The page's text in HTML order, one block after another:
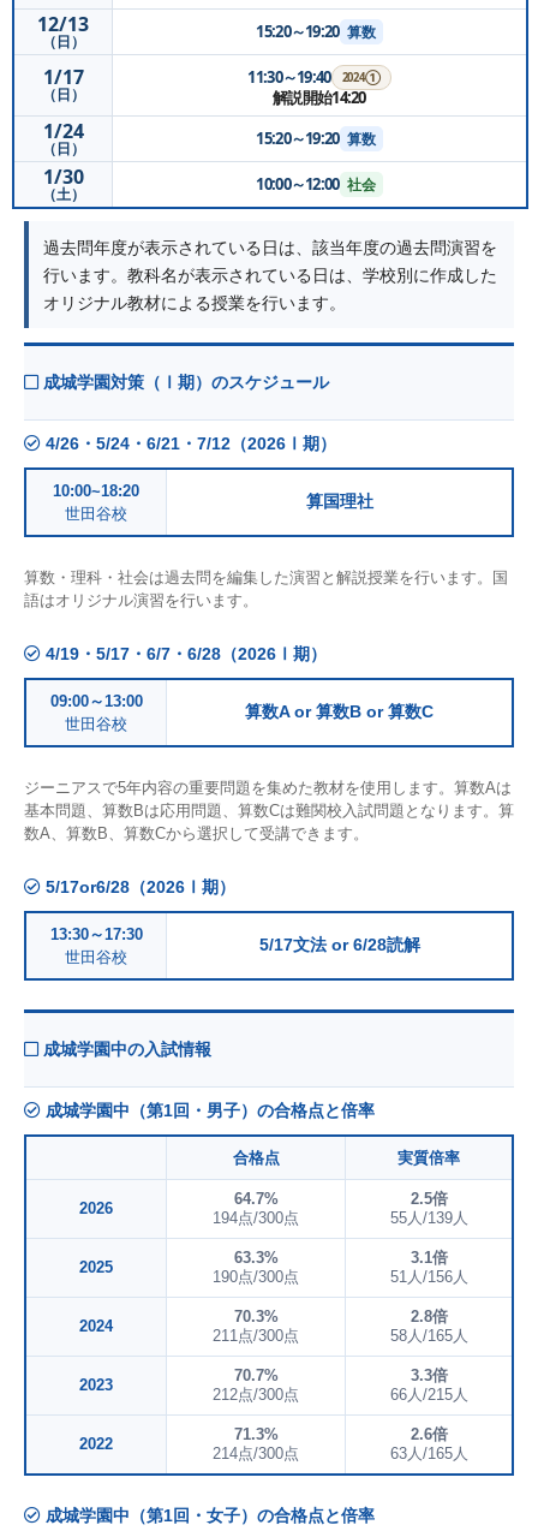
12/13
（日） 15:20～19:20 算数
1/17
（日）
11:30～19:40 2024①
解説開始14:20
1/24
（日） 15:20～19:20 算数
1/30
（土） 10:00～12:00 社会
過去問年度が表示されている日は、該当年度の過去問演習を
行います。教科名が表示されている日は、学校別に作成した
オリジナル教材による授業を行います。
成城学園対策（Ⅰ期）のスケジュール
4/26・5/24・6/21・7/12（2026Ⅰ期）
10:00~18:20
世田谷校
算国理社
算数・理科・社会は過去問を編集した演習と解説授業を行います。国
語はオリジナル演習を行います。
4/19・5/17・6/7・6/28（2026Ⅰ期）
09:00～13:00
世田谷校
算数A or 算数B or 算数C
ジーニアスで5年内容の重要問題を集めた教材を使用します。算数Aは
基本問題、算数Bは応用問題、算数Cは難関校入試問題となります。算
数A、算数B、算数Cから選択して受講できます。
5/17or6/28（2026Ⅰ期）
13:30～17:30
世田谷校
5/17文法 or 6/28読解
成城学園中の入試情報
成城学園中（第1回・男子）の合格点と倍率
合格点 実質倍率
2026
64.7%
194点/300点
2.5倍
55人/139人
2025
63.3%
190点/300点
3.1倍
51人/156人
2024
70.3%
211点/300点
2.8倍
58人/165人
2023
70.7%
212点/300点
3.3倍
66人/215人
2022
71.3%
214点/300点
2.6倍
63人/165人
成城学園中（第1回・女子）の合格点と倍率